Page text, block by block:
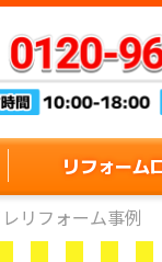
リフォーム
リフォーム事例